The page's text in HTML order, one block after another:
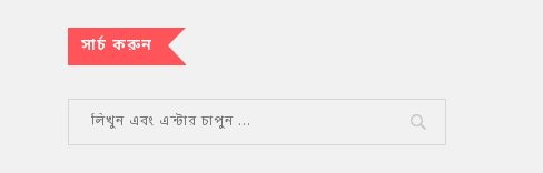
সার্চ করুন